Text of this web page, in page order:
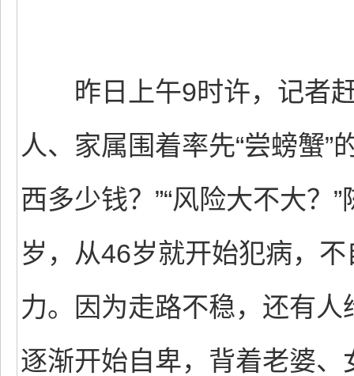
昨日上午9时许，记者赶
人、家属围着率先“尝螃蟹”
西多少钱？”“风险大不大？
岁，从46岁就开始犯病，
力。因为走路不稳，还有人
逐渐开始自卑，背着老婆